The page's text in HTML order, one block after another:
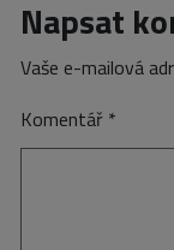
Napsat
Vaše e-mailová
Komentář *